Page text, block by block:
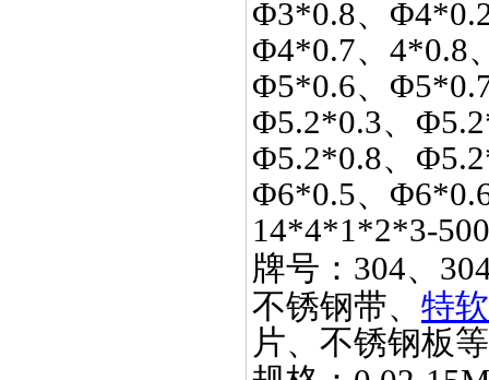
Φ3*0.8、
Φ4*0.7、4*0.8
Φ5*0.6、
Φ5.2*0.3、
Φ5.2*0.8、
Φ6*0.5、
14*4*1*2*3-
牌号： 304、
不锈钢带、 特
片、不锈钢板